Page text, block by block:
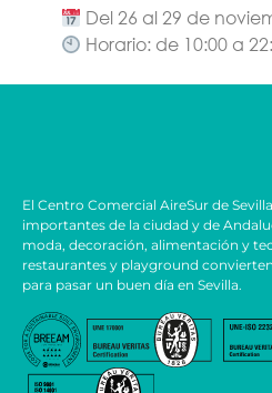
Del 26 al 29 de
Horario: de 10:00 a
El Centro Comercial AireSur de
importantes de la ciudad y de
moda, decoración, alimentación y
restaurantes y playground
para pasar un buen día en Sevilla.